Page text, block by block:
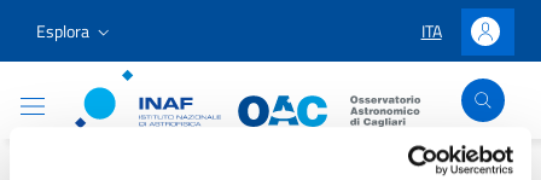
Vai ai contenuti
Vai al menu di navigazione
Vai al footer
Esplora LINGUA
ITA Accedi
Osservatorio Astronomico Cagliari